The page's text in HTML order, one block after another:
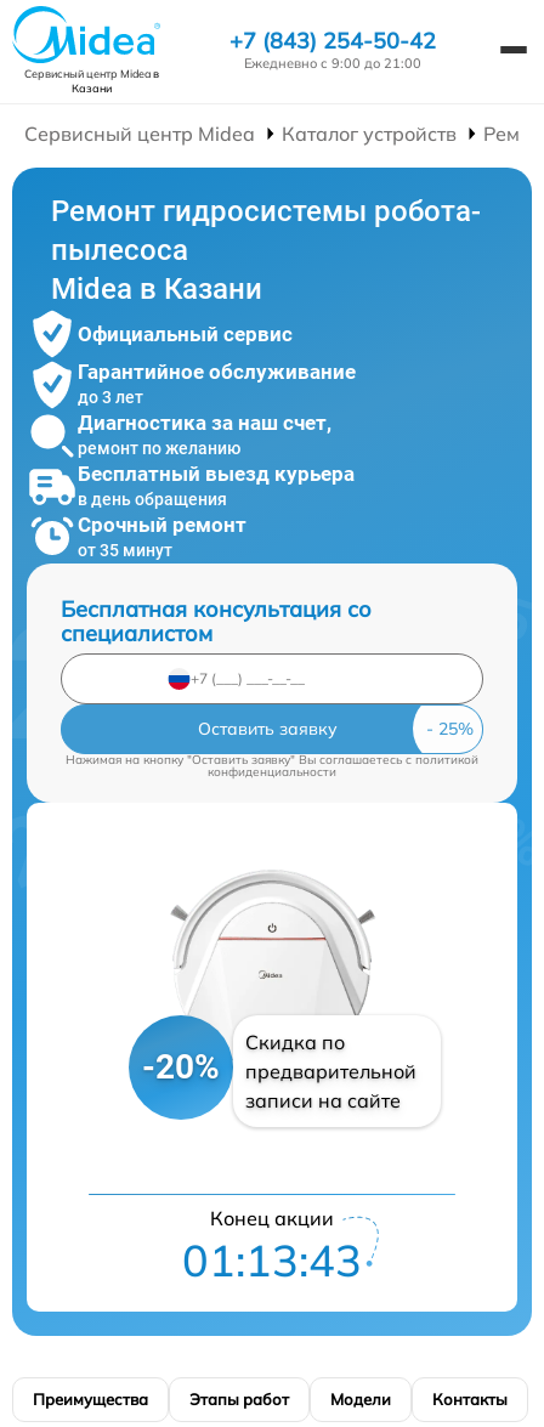
Сервисный центр Mideaв
Казани
+7 (843) 254-50-42
Ежедневно с 9:00 до 21:00
Сервисный центр Midea Каталог устройств
Ремонт гидросистемы робота-
пылесоса
Midea в Казани
Официальный сервис
Гарантийное обслуживание
до 3 лет
Диагностика за наш счет,
ремонт по желанию
Бесплатный выезд курьера
в день обращения
Срочный ремонт
от 35 минут
Бесплатная консультация со
специалистом
Оставить заявку
Нажимая на кнопку "Оставить заявку" Вы соглашаетесь cполитикой
конфиденциальности
-20%
Скидка по
предварительной
записи на сайте
Конец акции
01:13:42
Преимущества Этапы работ Модели Контакты